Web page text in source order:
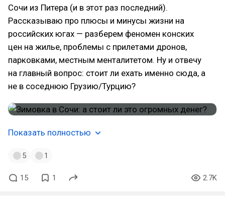
Сочи из Питера (и в этот раз последний).
Рассказываю про плюсы и минусы жизни на
российских югах — разберем феномен конских
цен на жилье, проблемы с прилетами дронов,
парковками, местным менталитетом. Ну и отвечу
на главный вопрос: стоит ли ехать именно сюда, а
не в соседнюю Грузию/Турцию?
Показать полностью
5 1
15 1 2.7K